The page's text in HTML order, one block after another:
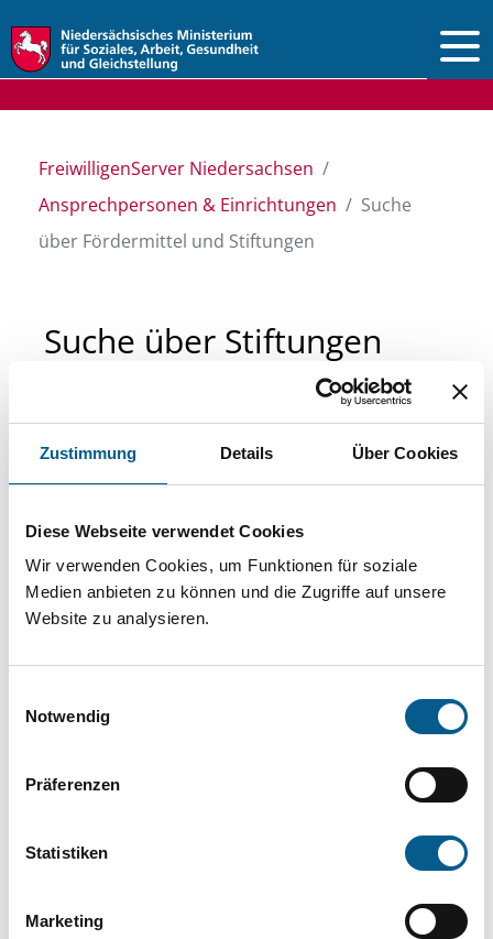
Zustimmung Details Über Cookies
Diese Webseite verwendet Cookies
Wir verwenden Cookies, um Funktionen für soziale
Medien anbieten zu können und die Zugriffe auf unsere
Website zu analysieren.
Notwendig
Präferenzen
Statistiken
Marketing
FreiwilligenServer Niedersachsen
Ansprechpersonen & Einrichtungen
Suche
über Fördermittel und Stiftungen
Suche über Stiftungen
Sie suchen finanzielle Unterstützung für ein
direkt über unsere Fördermitteldatenbank und
Stiftungsdatenbank recherchieren. Bei der
Suche bitte die Groß- und Kleinschreibung
Bitte Suchbegriff eingeben. Ergebnisse
Kategorien verfeinert werden.
Suchen
Aktive Filter: